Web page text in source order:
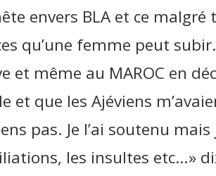
envers BLA et ce
qu’une femme peut
et même au MAROC en
et que les Ajéviens
pas. Je l’ai soutenu
les insultes etc…»